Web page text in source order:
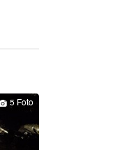
5 Foto